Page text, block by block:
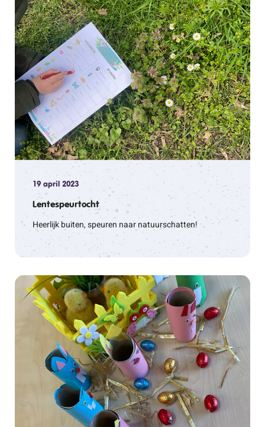
19 april 2023
Lentespeurtocht
Heerlijk buiten, speuren naar natuurschatten!